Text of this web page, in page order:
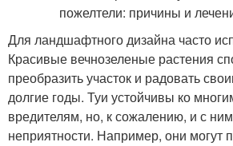
Для ландшафтного дизайна часто
Красивые вечнозеленые растения
преобразить участок и радовать
долгие годы. Туи устойчивы ко
вредителям, но, к сожалению, и с
неприятности. Например, они могут